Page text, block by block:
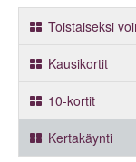
Toistaiseksi
Kausikortit
10-kortit
Kertakäynti